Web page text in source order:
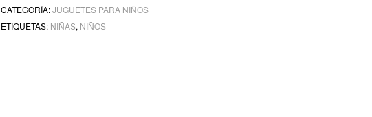
CATEGORÍA:JUGUETES PARA NIÑOS
ETIQUETAS: NIÑAS, NIÑOS